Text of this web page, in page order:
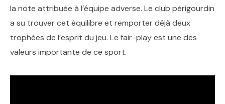
la note attribuée à l’équipe adverse. Le club périgourdin
a su trouver cet équilibre et remporter déjà deux
trophées de l’esprit du jeu. Le fair-play est une des
valeurs importante de ce sport.